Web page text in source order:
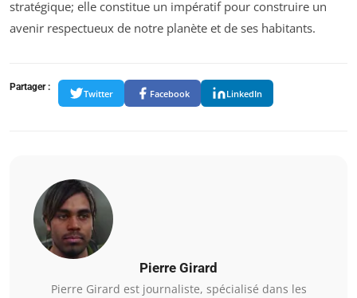
stratégique; elle constitue un impératif pour construire un
avenir respectueux de notre planète et de ses habitants.
Partager :
Twitter Facebook LinkedIn
Pierre Girard
Pierre Girard est journaliste, spécialisé dans les